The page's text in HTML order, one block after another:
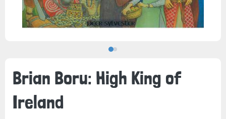
Brian Boru: High King of
Ireland